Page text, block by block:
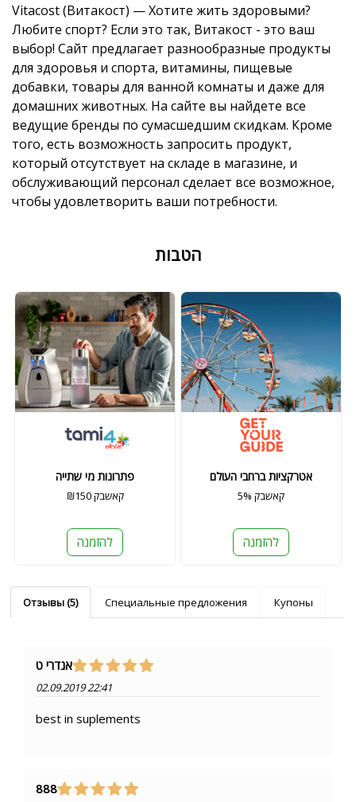
Vitacost (Витакост) — Хотите жить здоровыми?
Любите спорт? Если это так, Витакост - это ваш
выбор! Сайт предлагает разнообразные продукты
для здоровья и спорта, витамины, пищевые
добавки, товары для ванной комнаты и даже для
домашних животных. На сайте вы найдете все
ведущие бренды по сумасшедшим скидкам. Кроме
того, есть возможность запросить продукт,
который отсутствует на складе в магазине, и
обслуживающий персонал сделает все возможное,
чтобы удовлетворить ваши потребности.
הטבות
פתרונות מי שתייה
₪150 קאשבק
להזמנה
אטרקציות ברחבי העולם
5% קאשבק
להזמנה
Отзывы (5) Специальные предложения Купоны
אנדרי ט
02.09.2019 22:41
best in suplements
888